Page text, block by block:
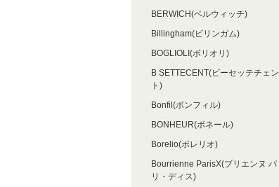
BERWICH(ベルウィッチ)
Billingham(ビリンガム)
BOGLIOLI(ボリオリ)
B SETTECENT(ビーセッテチェン
ト)
Bonfil(ボンフィル)
BONHEUR(ボネール)
Borelio(ボレリオ)
Bourrienne ParisX(ブリエンヌ パ
リ・ディス)